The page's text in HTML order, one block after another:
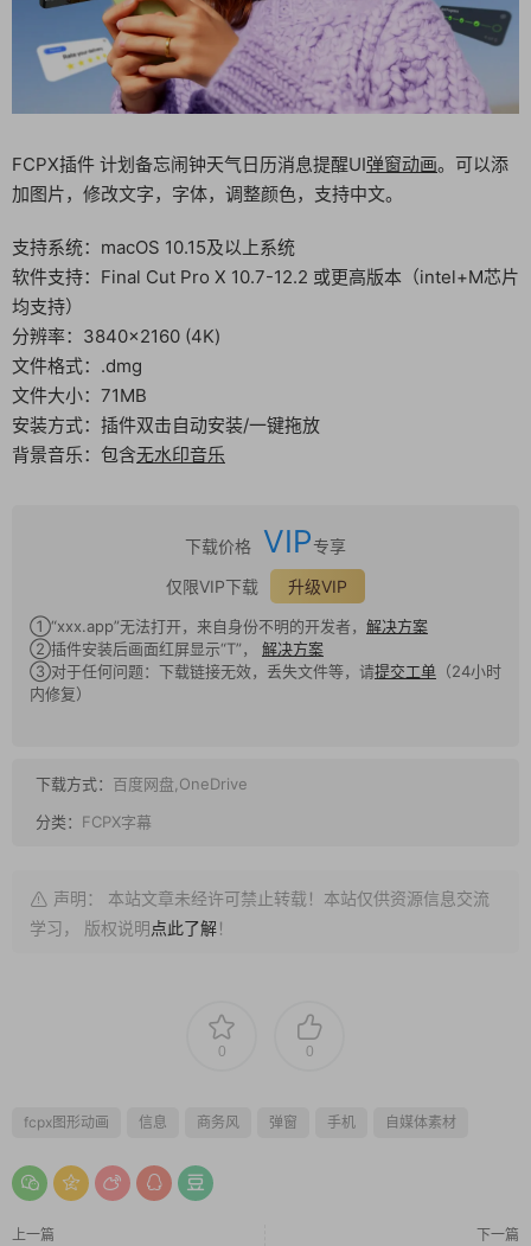
FCPX插件 计划备忘闹钟天气日历消息提醒UI弹窗动画。可以添
加图片，修改文字，字体，调整颜色，支持中文。
支持系统：macOS 10.15及以上系统
软件支持：Final Cut Pro X 10.7-12.2 或更高版本（intel+M芯片
均支持）
分辨率：3840×2160 (4K)
文件格式：.dmg
文件大小：71MB
安装方式：插件双击自动安装/一键拖放
背景音乐：包含无水印音乐
下载价格 VIP专享
仅限VIP下载
升级VIP
①“xxx.app”无法打开，来自身份不明的开发者， 解决方案
②插件安装后画面红屏显示“T”， 解决方案
③对于任何问题：下载链接无效，丢失文件等，请提交工单 （24小时
内修复）
下载方式： 百度网盘,OneDrive
分类： FCPX字幕
声明： 本站文章未经许可禁止转载！本站仅供资源信息交流
学习， 版权说明点此了解！
0 0
fcpx图形动画 信息 商务风 弹窗 手机 自媒体素材
上一篇 下一篇